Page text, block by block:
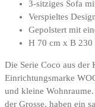
3-sitziges Sofa
Verspieltes
Gepolstert mit
H 70 cm x B 230
Die Serie Coco aus der
Einrichtungsmarke
und kleine
der Grosse, haben ein